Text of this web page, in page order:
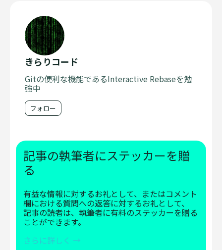
きらりコード
Gitの便利な機能であるInteractive Rebaseを勉
強中
フォロー
記事の執筆者にステッカーを贈
る
有益な情報に対するお礼として、またはコメント
欄における質問への返答に対するお礼として、
記事の読者は、執筆者に有料のステッカーを贈る
ことができます。
さらに詳しく →